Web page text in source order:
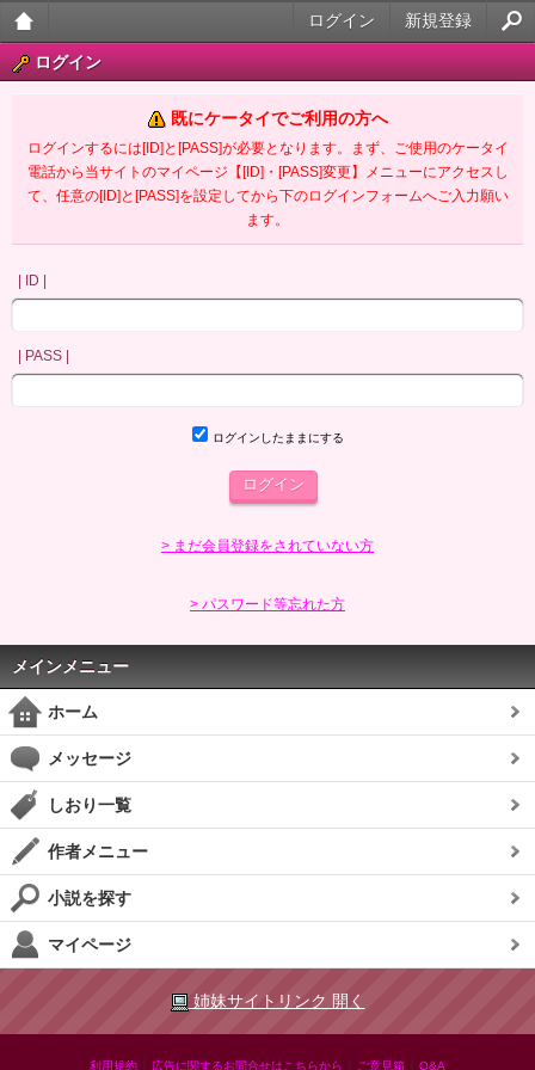
大人
ータ
イ官
新規登録
ログイン
ログイン
既にケータイでご利用の方へ
ログインするには[ID]と[PASS]が必要となります。まず、ご使用のケータイ
電話から当サイトのマイページ【[ID]・[PASS]変更】メニューにアクセスし
て、任意の[ID]と[PASS]を設定してから下のログインフォームへご入力願い
ます。
| ID |
| PASS |
ログインしたままにする
> まだ会員登録をされていない方
> パスワード等忘れた方
メインメニュー
ホーム
メッセージ
しおり一覧
作者メニュー
小説を探す
マイページ
姉妹サイトリンク 開く
利用規約 広告に関するお問合せはこちらから ご意見箱 Q&A